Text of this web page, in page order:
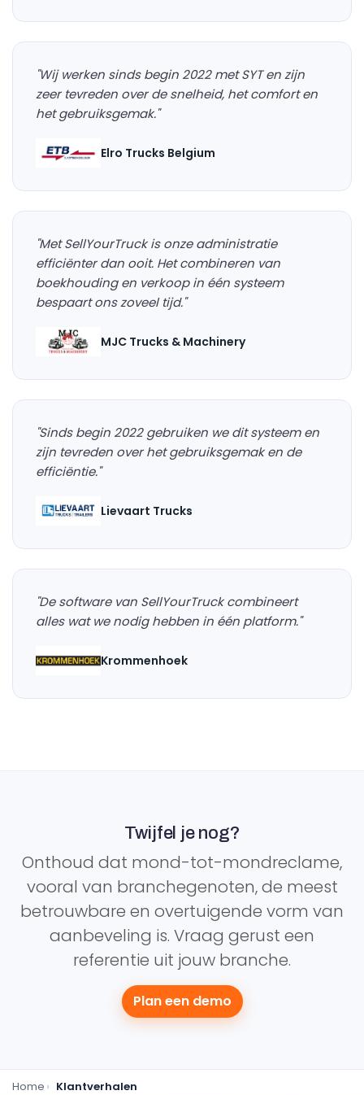
"Wij werken sinds begin 2022 met SYT en zijn
zeer tevreden over de snelheid, het comfort en
het gebruiksgemak."
Elro Trucks Belgium
"Met SellYourTruck is onze administratie
efficiënter dan ooit. Het combineren van
boekhouding en verkoop in één systeem
bespaart ons zoveel tijd."
MJC Trucks & Machinery
"Sinds begin 2022 gebruiken we dit systeem en
zijn tevreden over het gebruiksgemak en de
efficiëntie."
Lievaart Trucks
"De software van SellYourTruck combineert
alles wat we nodig hebben in één platform."
Krommenhoek
Twijfel je nog?
Onthoud dat mond-tot-mondreclame,
vooral van branchegenoten, de meest
betrouwbare en overtuigende vorm van
aanbeveling is. Vraag gerust een
referentie uit jouw branche.
Plan een demo
Home Klantverhalen